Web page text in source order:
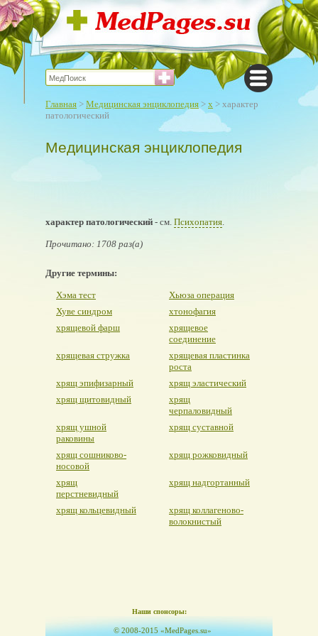
Главная > Медицинская энциклопедия > х > характер
патологический
Медицинская энциклопедия
характер патологический - см. Психопатия.
Прочитано: 1708 раз(а)
Другие термины:
Хэма тест
Хьюза операция
Хуве синдром
хтонофагия
хрящевой фарш
хрящевое
соединение
хрящевая стружка
хрящевая пластинка
роста
хрящ эпифизарный
хрящ эластический
хрящ щитовидный
хрящ
черпаловидный
хрящ ушной
раковины
хрящ суставной
хрящ сошниково-
носовой
хрящ рожковидный
хрящ
перстневидный
хрящ надгортанный
хрящ кольцевидный
хрящ коллагеново-
волокнистый
Наши спонсоры:
© 2008-2015 «MedPages.su»